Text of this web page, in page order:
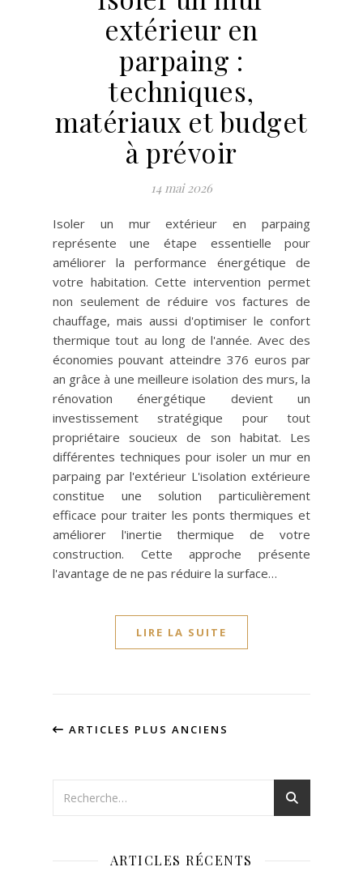
extérieur en
parpaing :
techniques,
matériaux et budget
à prévoir
14 mai 2026
Isoler un mur extérieur en parpaing
représente une étape essentielle pour
améliorer la performance énergétique de
votre habitation. Cette intervention permet
non seulement de réduire vos factures de
chauffage, mais aussi d'optimiser le confort
thermique tout au long de l'année. Avec des
économies pouvant atteindre 376 euros par
an grâce à une meilleure isolation des murs, la
rénovation énergétique devient un
investissement stratégique pour tout
propriétaire soucieux de son habitat. Les
différentes techniques pour isoler un mur en
parpaing par l'extérieur L'isolation extérieure
constitue une solution particulièrement
efficace pour traiter les ponts thermiques et
améliorer l'inertie thermique de votre
construction. Cette approche présente
l'avantage de ne pas réduire la surface…
LIRE LA SUITE
ARTICLES PLUS ANCIENS
ARTICLES RÉCENTS